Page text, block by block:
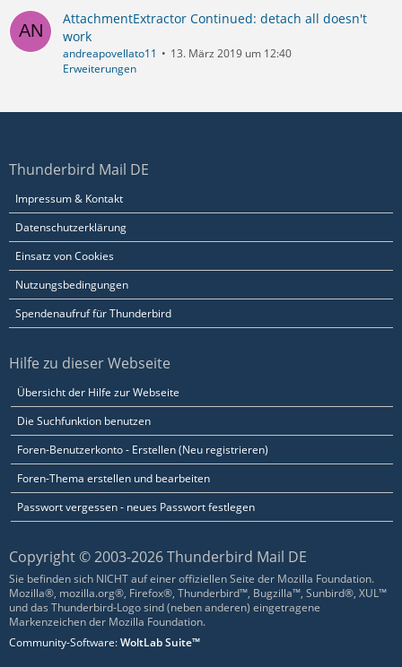
AttachmentExtractor Continued: detach all doesn't
work
andreapovellato11
13. März 2019 um 12:40
Erweiterungen
Thunderbird Mail DE
Impressum & Kontakt
Datenschutzerklärung
Einsatz von Cookies
Nutzungsbedingungen
Spendenaufruf für Thunderbird
Hilfe zu dieser Webseite
Übersicht der Hilfe zur Webseite
Die Suchfunktion benutzen
Foren-Benutzerkonto - Erstellen (Neu registrieren)
Foren-Thema erstellen und bearbeiten
Passwort vergessen - neues Passwort festlegen
Copyright © 2003-2026 Thunderbird Mail DE
Sie befinden sich NICHT auf einer offiziellen Seite der Mozilla Foundation.
Mozilla®, mozilla.org®, Firefox®, Thunderbird™, Bugzilla™, Sunbird®, XUL™
und das Thunderbird-Logo sind (neben anderen) eingetragene
Markenzeichen der Mozilla Foundation.
Community-Software:WoltLab Suite™